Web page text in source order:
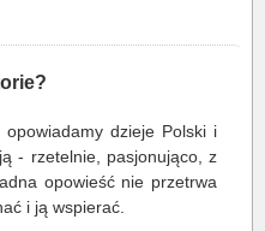
dzieje Polski i
- rzetelnie, pasjonująco, z
opowieść nie przetrwa
i ją wspierać.